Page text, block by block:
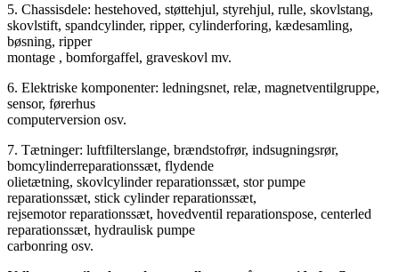
5. Chassisdele: hestehoved, støttehjul, styrehjul, rulle, skovlstang,
skovlstift, spandcylinder, ripper, cylinderforing, kædesamling,
bøsning, ripper
montage , bomforgaffel, graveskovl mv.
6. Elektriske komponenter: ledningsnet, relæ, magnetventilgruppe,
sensor, førerhus
computerversion osv.
7. Tætninger: luftfilterslange, brændstofrør, indsugningsrør,
bomcylinderreparationssæt, flydende
olietætning, skovlcylinder reparationssæt, stor pumpe
reparationssæt, stick cylinder reparationssæt,
rejsemotor reparationssæt, hovedventil reparationspose, centerled
reparationssæt, hydraulisk pumpe
carbonring osv.